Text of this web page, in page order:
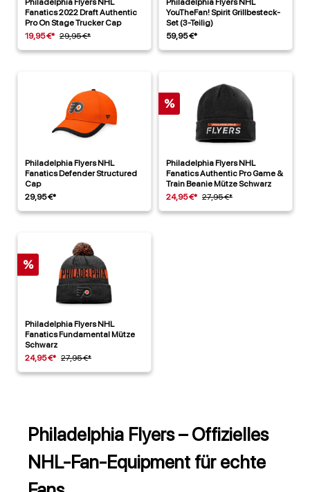
Philadelphia Flyers NHL
Fanatics 2022 Draft Authentic
Pro On Stage Trucker Cap
19,95 €* 29,95 €*
Philadelphia Flyers NHL
YouTheFan! Spirit Grillbesteck-
Set (3-Teilig)
59,95 €*
Philadelphia Flyers NHL
Fanatics Defender Structured
Cap
29,95 €*
%
Philadelphia Flyers NHL
Fanatics Authentic Pro Game &
Train Beanie Mütze Schwarz
24,95 €* 27,95 €*
%
Philadelphia Flyers NHL
Fanatics Fundamental Mütze
Schwarz
24,95 €* 27,95 €*
Philadelphia Flyers – Offizielles
NHL-Fan-Equipment für echte